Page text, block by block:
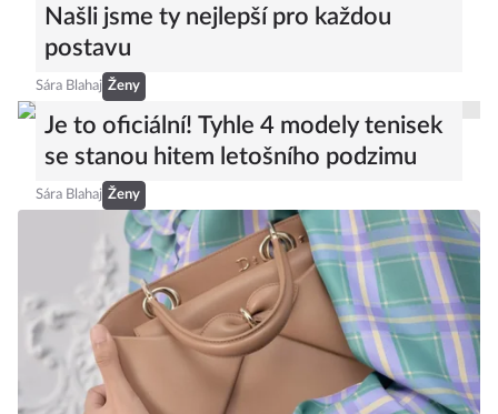
Našli jsme ty nejlepší pro každou
postavu
Sára Blahaj Ženy
Je to oficiální! Tyhle 4 modely tenisek
se stanou hitem letošního podzimu
Sára Blahaj Ženy